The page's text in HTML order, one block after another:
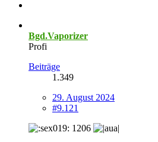
Bgd.Vaporizer
Profi
Beiträge
1.349
29. August 2024
#9.121
1206